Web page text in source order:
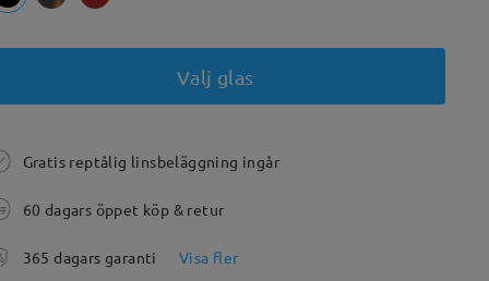
Valj glas
Gratis reptålig linsbeläggning ingår
60 dagars öppet köp & retur
365 dagars garanti Visa fler